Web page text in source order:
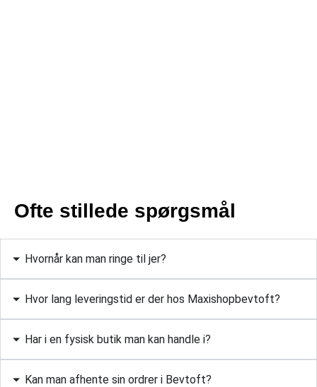
Ofte stillede spørgsmål
Hvornår kan man ringe til jer?
Hvor lang leveringstid er der hos Maxishopbevtoft?
Har i en fysisk butik man kan handle i?
Kan man afhente sin ordrer i Bevtoft?